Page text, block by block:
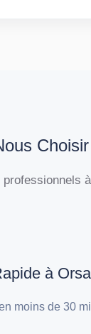
professionnels
à
moins de 30